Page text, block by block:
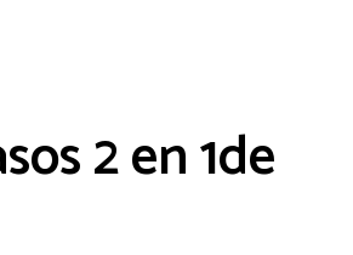
2 en 1de